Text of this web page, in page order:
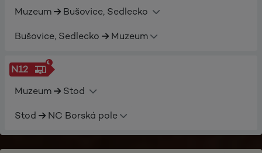
Muzeum
Bušovice, Sedlecko
Bušovice, Sedlecko
Muzeum
N12
Muzeum
Stod
Stod
NC Borská pole